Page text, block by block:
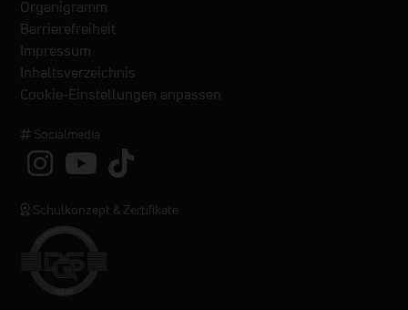
Organigramm
Barrierefreiheit
Impressum
Inhaltsverzeichnis
Cookie-Einstellungen anpassen
Socialmedia
Schulkonzept & Zertifikate